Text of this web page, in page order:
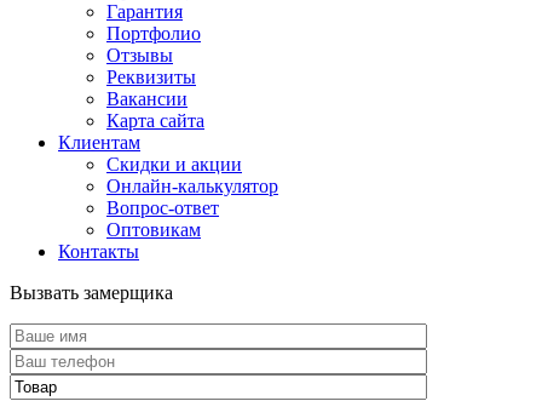
Гарантия
Портфолио
Отзывы
Реквизиты
Вакансии
Карта сайта
Клиентам
Скидки и акции
Онлайн-калькулятор
Вопрос-ответ
Оптовикам
Контакты
Вызвать замерщика